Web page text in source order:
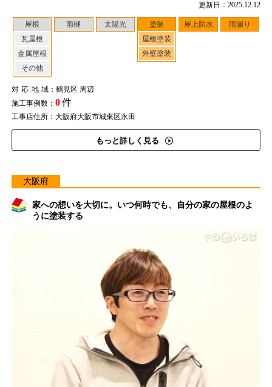
更新日：2025.12.12
屋根
瓦屋根
金属屋根
その他
雨樋 太陽光
塗装
屋根塗装
外壁塗装
屋上防水 雨漏り
対応地域：鶴見区 周辺
施工事例数： 0件
工事店住所：大阪府大阪市城東区永田
もっと詳しく見る
大阪府
家への想いを大切に。いつ何時でも、自分の家の屋根のよ
うに塗装する